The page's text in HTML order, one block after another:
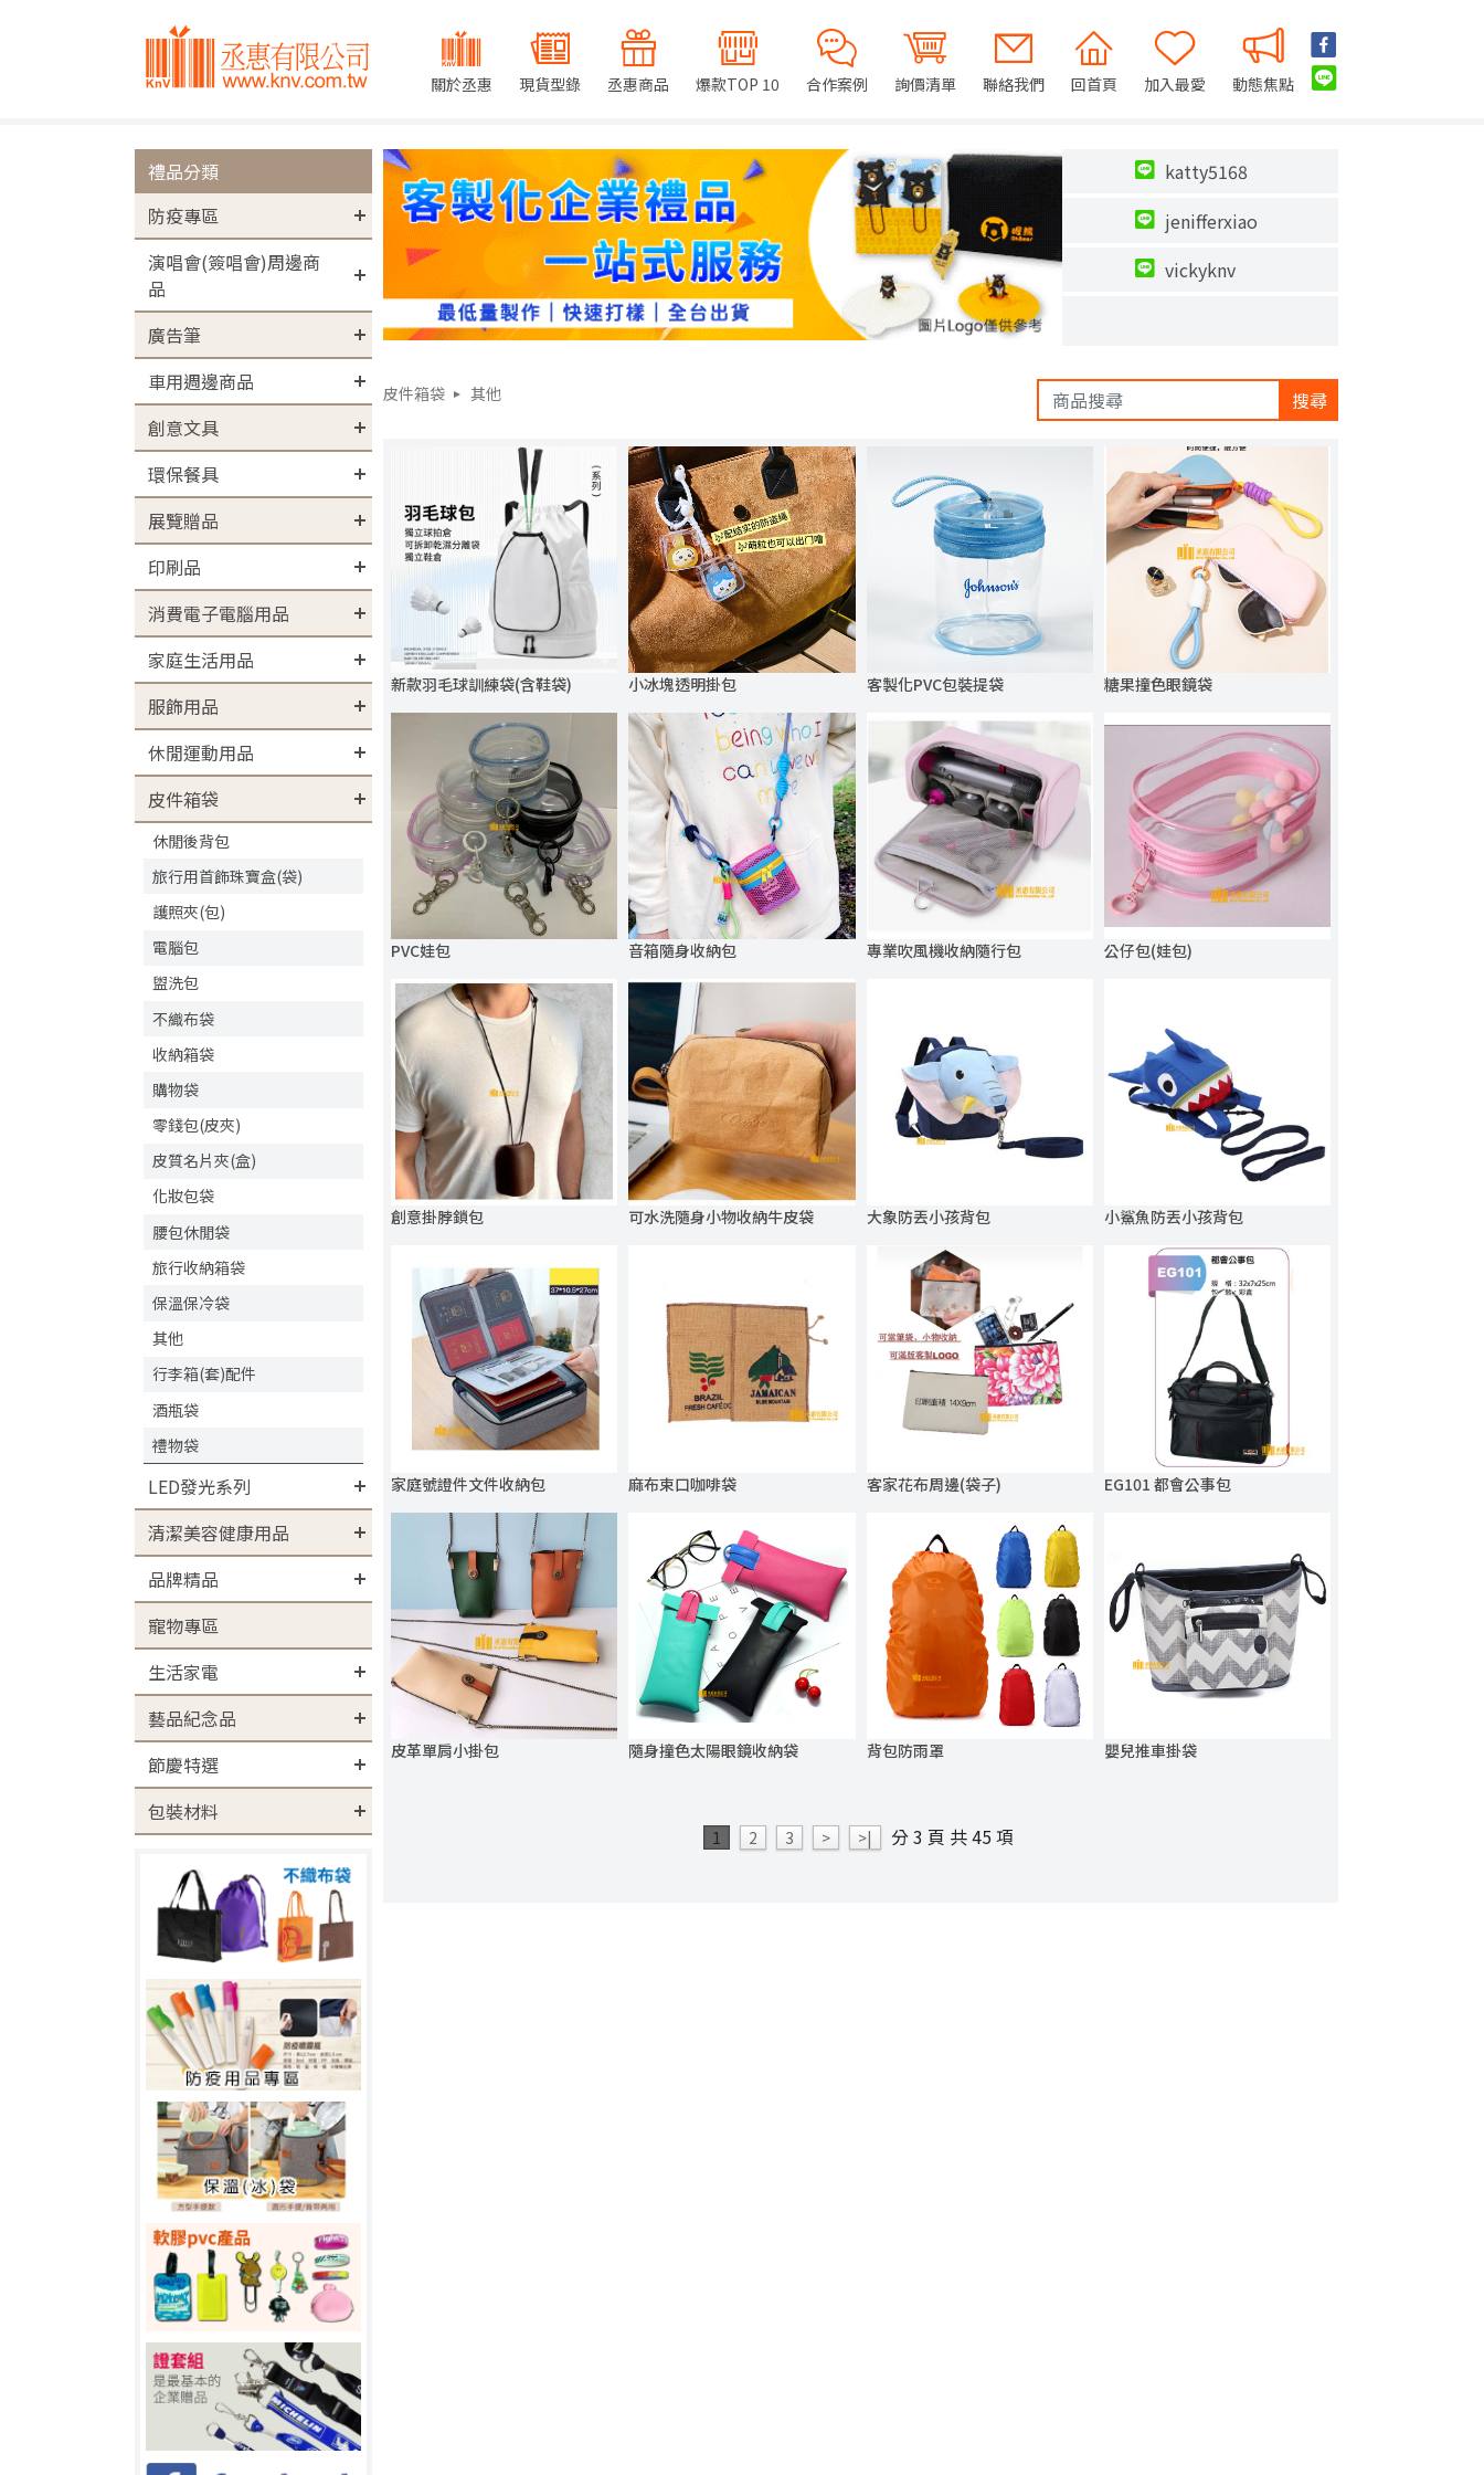
關於丞惠 現貨型錄 丞惠商品 爆款TOP 10 合作案例 詢價清單 聯絡我們 回首頁 加入最愛 動態焦點
禮品分類
防疫專區
演唱會(簽唱會)周邊商
品
廣告筆
車用週邊商品
創意文具
環保餐具
展覽贈品
印刷品
消費電子電腦用品
家庭生活用品
服飾用品
休閒運動用品
皮件箱袋
休閒後背包
旅行用首飾珠寶盒(袋)
護照夾(包)
電腦包
盥洗包
不織布袋
收納箱袋
購物袋
零錢包(皮夾)
皮質名片夾(盒)
化妝包袋
腰包休閒袋
旅行收納箱袋
保溫保冷袋
其他
行李箱(套)配件
酒瓶袋
禮物袋
LED發光系列
清潔美容健康用品
品牌精品
寵物專區
生活家電
藝品紀念品
節慶特選
包裝材料
katty5168
jenifferxiao
vickyknv
皮件箱袋 其他 搜尋
新款羽毛球訓練袋(含鞋袋) 小冰塊透明掛包 客製化PVC包裝提袋 糖果撞色眼鏡袋
PVC娃包 音箱隨身收納包 專業吹風機收納隨行包 公仔包(娃包)
創意掛脖鎖包 可水洗隨身小物收納牛皮袋 大象防丟小孩背包 小鯊魚防丟小孩背包
家庭號證件文件收納包 麻布束口咖啡袋 客家花布周邊(袋子) EG101 都會公事包
皮革單肩小掛包 隨身撞色太陽眼鏡收納袋 背包防雨罩 嬰兒推車掛袋
1 2 3 > >| 分 3 頁 共 45 項